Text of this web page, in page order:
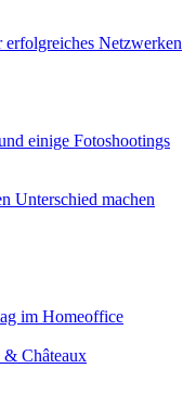
Netzwerken
einige Fotoshootings
Unterschied machen
im Homeoffice
& Châteaux